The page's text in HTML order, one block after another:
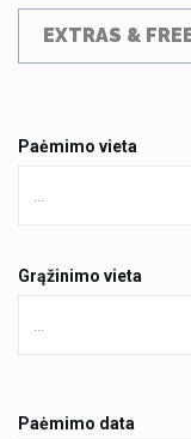
EXTRAS &
Paėmimo vieta
Grąžinimo vieta
Paėmimo data